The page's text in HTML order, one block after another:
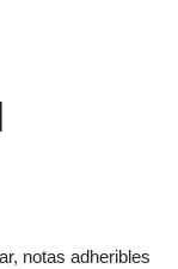
notas adheribles